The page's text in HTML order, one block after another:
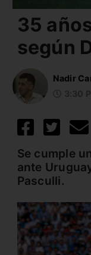
35
según
Nadir
Se cumple
ante
Pasculli.